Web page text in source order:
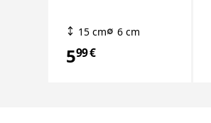
15 cm 6 cm
599 €